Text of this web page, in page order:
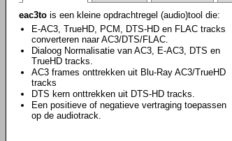
eac3to is een kleine opdrachtregel (audio)tool die:
E-AC3, TrueHD, PCM, DTS-HD en FLAC tracks
converteren naar AC3/DTS/FLAC.
Dialoog Normalisatie van AC3, E-AC3, DTS en
TrueHD tracks.
AC3 frames onttrekken uit Blu-Ray AC3/TrueHD
tracks
DTS kern onttrekken uit DTS-HD tracks.
Een positieve of negatieve vertraging toepassen
op de audiotrack.